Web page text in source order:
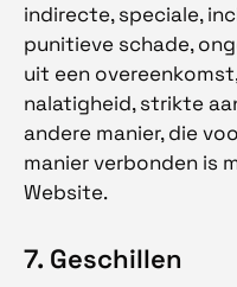
indirecte, speciale,
punitieve schade,
uit een
nalatigheid, strikte
andere manier, die
manier verbonden is
Website.
7. Geschillen